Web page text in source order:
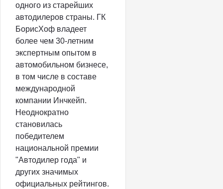
одного из старейших
автодилеров страны. ГК
БорисХоф владеет
более чем 30-летним
экспертным опытом в
автомобильном бизнесе,
в том числе в составе
международной
компании Инчкейп.
Неоднократно
становилась
победителем
национальной премии
"Автодилер года" и
других значимых
официальных рейтингов.